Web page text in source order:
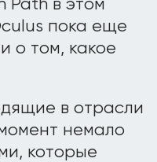
Path в этом
пока еще
о том, какое
в отрасли
немало
которые